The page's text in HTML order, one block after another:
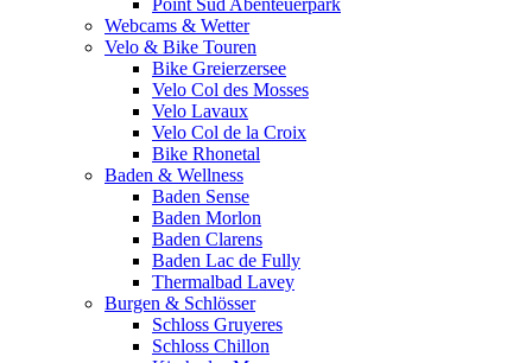
Point Sud Abenteuerpark
Webcams & Wetter
Velo & Bike Touren
Bike Greierzersee
Velo Col des Mosses
Velo Lavaux
Velo Col de la Croix
Bike Rhonetal
Baden & Wellness
Baden Sense
Baden Morlon
Baden Clarens
Baden Lac de Fully
Thermalbad Lavey
Burgen & Schlösser
Schloss Gruyeres
Schloss Chillon